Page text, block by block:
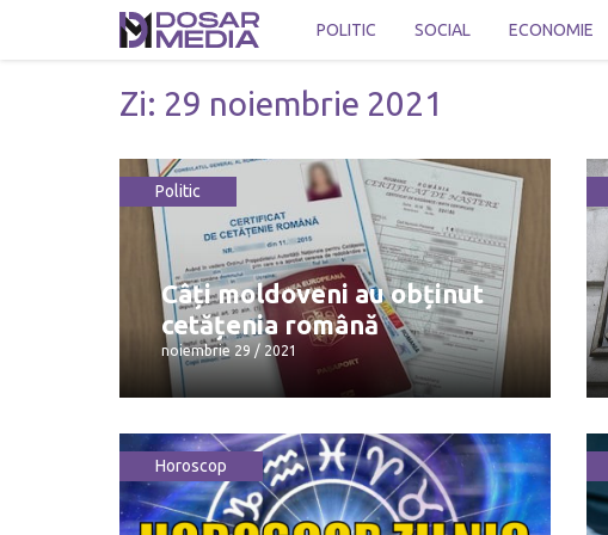
POLITIC SOCIAL ECONOMIE
Zi: 29 noiembrie 2021
Politic
Câți moldoveni au obținut
cetățenia română
noiembrie 29 / 2021
Câți moldoveni au obținut
cetățenia română
Horoscop